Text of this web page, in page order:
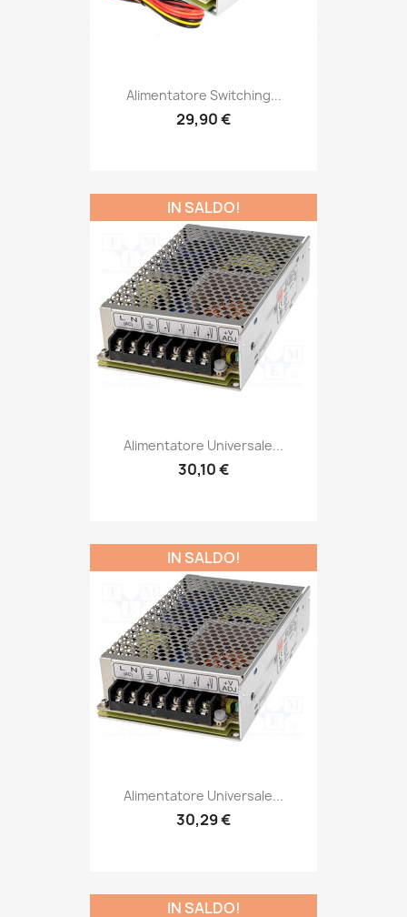
Alimentatore Switching...
29,90 €
Alimentatore Universale...
30,10 €
IN SALDO!
Alimentatore Universale...
30,29 €
IN SALDO!
IN SALDO!